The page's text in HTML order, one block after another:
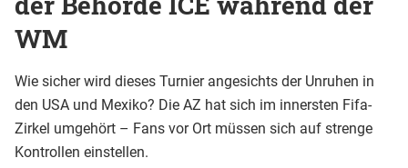
WM
Wie sicher wird dieses Turnier angesichts der Unruhen in
den USA und Mexiko? Die AZ hat sich im innersten Fifa-
Zirkel umgehört – Fans vor Ort müssen sich auf strenge
Kontrollen einstellen.